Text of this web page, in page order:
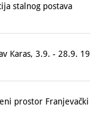
stalnog postava
Karas, 3.9. - 28.9.
prostor